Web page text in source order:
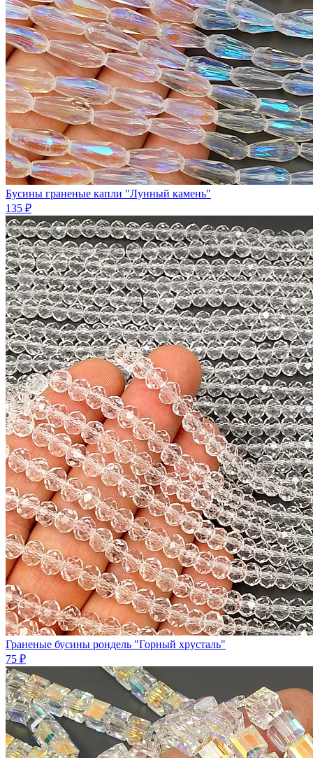
Бусины граненые капли "Лунный камень"
135 ₽
Граненые бусины рондель "Горный хрусталь"
75 ₽